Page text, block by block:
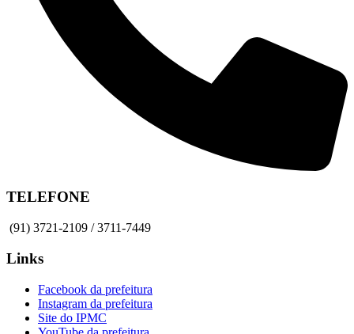
TELEFONE
(91) 3721-2109 / 3711-7449
Links
Facebook da prefeitura
Instagram da prefeitura
Site do IPMC